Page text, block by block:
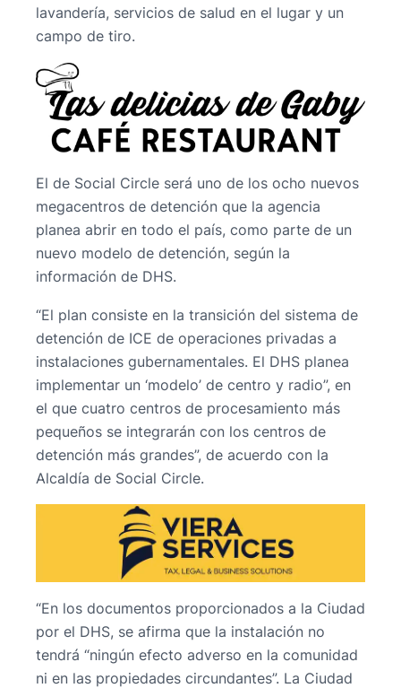
lavandería, servicios de salud en el lugar y un
campo de tiro.
El de Social Circle será uno de los ocho nuevos
megacentros de detención que la agencia
planea abrir en todo el país, como parte de un
nuevo modelo de detención, según la
información de DHS.
“El plan consiste en la transición del sistema de
detención de ICE de operaciones privadas a
instalaciones gubernamentales. El DHS planea
implementar un ‘modelo’ de centro y radio”, en
el que cuatro centros de procesamiento más
pequeños se integrarán con los centros de
detención más grandes”, de acuerdo con la
Alcaldía de Social Circle.
“En los documentos proporcionados a la Ciudad
por el DHS, se afirma que la instalación no
tendrá “ningún efecto adverso en la comunidad
ni en las propiedades circundantes”. La Ciudad